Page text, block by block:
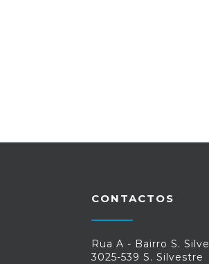
CONTACTOS
Rua A - Bairro S.
3025-539 S. Silvestre